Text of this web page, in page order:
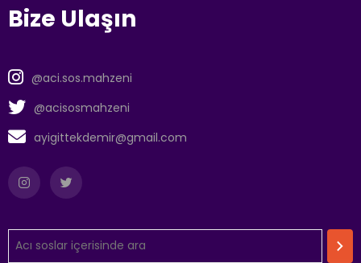
Bize Ulaşın
@aci.sos.mahzeni
@acisosmahzeni
ayigittekdemir@gmail.com